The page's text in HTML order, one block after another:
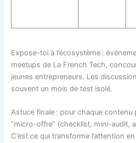
Expose-toi à l’écosystème :
meetups de La French Tech,
jeunes entrepreneurs. Les
souvent un mois de test isolé.
Astuce finale : pour chaque contenu
“micro-offre” (checklist, mini-audit,
C’est ce qui transforme l’attention